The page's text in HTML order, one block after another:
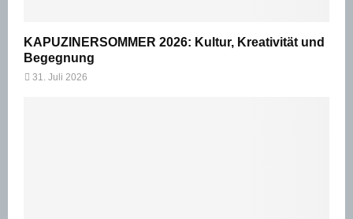
KAPUZINERSOMMER 2026: Kultur, Kreativität und
Begegnung
31. Juli 2026